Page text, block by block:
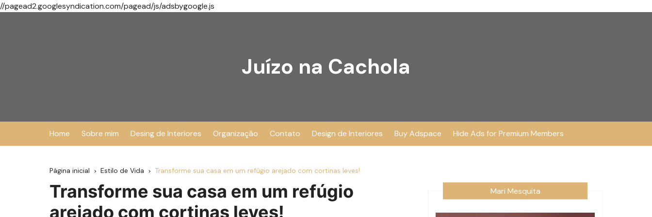
//pagead2.googlesyndication.com/pagead/js/adsbygoogle.js
Juízo na Cachola
Home Sobre mim Desing de Interiores Organização Contato Design de Interiores Buy Adspace Hide Ads for Premium Members
Página inicial Estilo de Vida Transforme sua casa em um refúgio arejado com cortinas leves!
Transforme sua casa em um refúgio
arejado com cortinas leves!
Mari Mesquita